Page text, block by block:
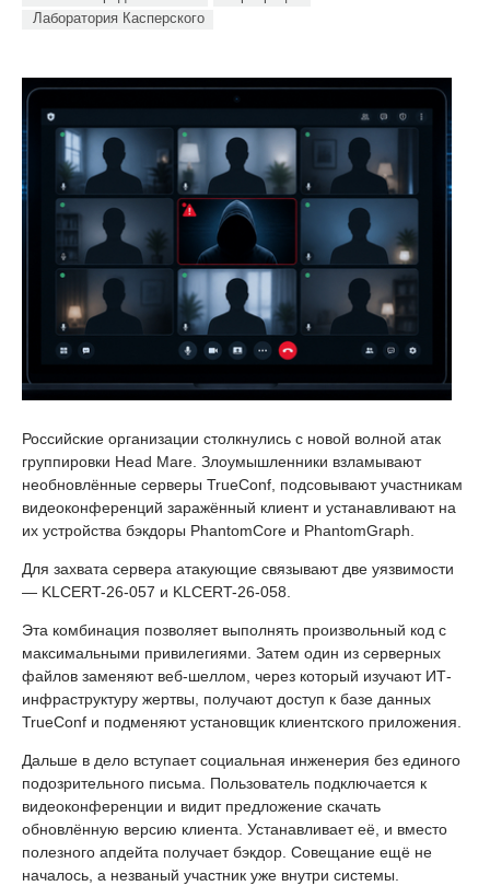
Лаборатория Касперского
Российские организации столкнулись с новой волной атак
группировки Head Mare. Злоумышленники взламывают
необновлённые серверы TrueConf, подсовывают участникам
видеоконференций заражённый клиент и устанавливают на
их устройства бэкдоры PhantomCore и PhantomGraph.
Для захвата сервера атакующие связывают две уязвимости
— KLCERT-26-057 и KLCERT-26-058.
Эта комбинация позволяет выполнять произвольный код с
максимальными привилегиями. Затем один из серверных
файлов заменяют веб-шеллом, через который изучают ИТ-
инфраструктуру жертвы, получают доступ к базе данных
TrueConf и подменяют установщик клиентского приложения.
Дальше в дело вступает социальная инженерия без единого
подозрительного письма. Пользователь подключается к
видеоконференции и видит предложение скачать
обновлённую версию клиента. Устанавливает её, и вместо
полезного апдейта получает бэкдор. Совещание ещё не
началось, а незваный участник уже внутри системы.